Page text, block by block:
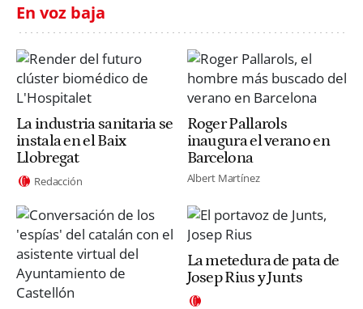
En voz baja
La industria sanitaria se
instala en el Baix
Llobregat
Redacción
Roger Pallarols
inaugura el verano en
Barcelona
Albert Martínez
La metedura de pata de
Josep Rius y Junts